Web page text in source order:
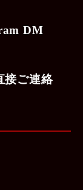
DM
接ご連絡